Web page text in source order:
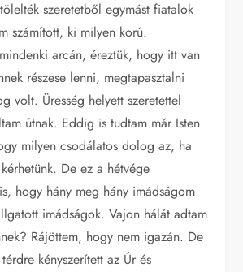
szeretetből egymást fiatalok
számított, ki milyen korú.
arcán, éreztük, hogy itt van
részese lenni, megtapasztalni
volt. Üresség helyett szeretettel
útnak. Eddig is tudtam már Isten
milyen csodálatos dolog az, ha
De ez a hétvége
hogy hány meg hány imádságom
imádságok. Vajon hálát adtam
Rájöttem, hogy nem igazán. De
kényszerített az Úr és